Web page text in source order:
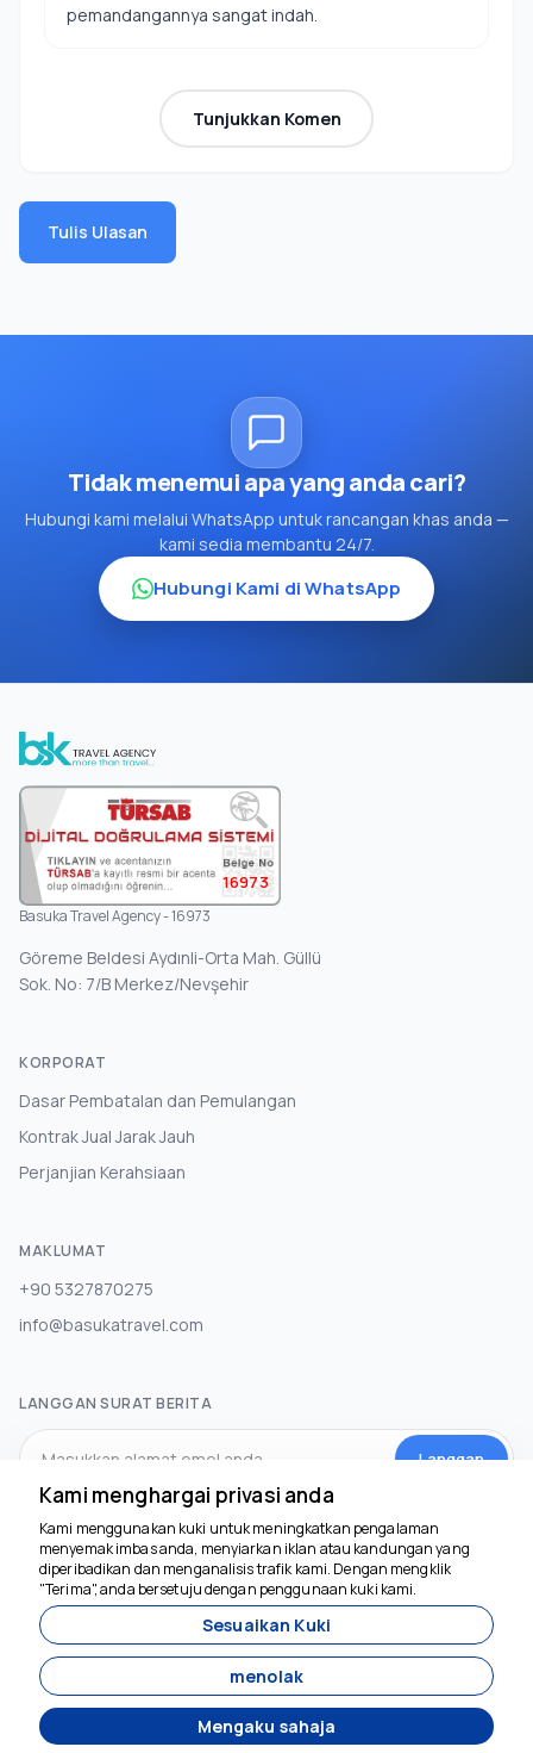
pemandangannya sangat indah.
Tunjukkan Komen
Tulis Ulasan
Tidak menemui apa yang anda cari?
Hubungi kami melalui WhatsApp untuk rancangan khas anda —
kami sedia membantu 24/7.
Hubungi Kami di WhatsApp
16973
Basuka Travel Agency - 16973
Göreme Beldesi Aydınli-Orta Mah. Güllü
Sok. No: 7/B Merkez/Nevşehir
KORPORAT
Dasar Pembatalan dan Pemulangan
Kontrak Jual Jarak Jauh
Perjanjian Kerahsiaan
MAKLUMAT
+90 5327870275
info@basukatravel.com
LANGGAN SURAT BERITA
Langgan
MEDIA SOSIAL
Dibangunkan oleh
Kami menghargai privasi anda
Kami menggunakan kuki untuk meningkatkan pengalaman
menyemak imbas anda, menyiarkan iklan atau kandungan yang
diperibadikan dan menganalisis trafik kami. Dengan mengklik
"Terima", anda bersetuju dengan penggunaan kuki kami.
Sesuaikan Kuki
menolak
Mengaku sahaja
Kami di sini untuk
membantu